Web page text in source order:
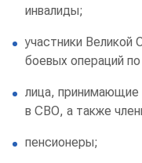
инвалиды;
участники Великой
боевых операций
лица, принимающие
в СВО, а также
пенсионеры;